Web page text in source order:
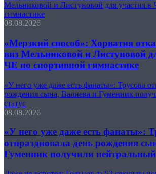
Мельниковой и Листуновой для участия в
гимнастике
08.08.2026
«Мерзкий способ»: Хорватия
виз Мельниковой и Листуновой
ЧЕ по спортивной гимнастике
«У него уже даже есть фанаты»: Трусова
рождения сына, Валиева и Гуменник
статус
08.08.2026
«У него уже даже есть фанаты»:
отпраздновала день рождения
Гуменник получили нейтральный